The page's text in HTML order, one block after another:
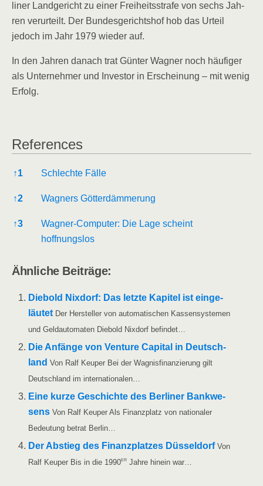
li­ner Land­ge­richt zu einer Frei­heits­stra­fe von sechs Jah­
ren ver­ur­teilt. Der Bun­des­ge­richts­hof hob das Urteil
jedoch im Jahr 1979 wie­der auf.
In den Jah­ren danach trat Gün­ter Wag­ner noch häu­fi­ger
als Unter­neh­mer und Inves­tor in Erschei­nung – mit wenig
Erfolg.
Refe­ren­ces
Refe­ren­ces
↑1 Schlech­te Fälle
↑2 Wag­ners Götterdämmerung
↑3
Wag­ner-Com­pu­ter: Die Lage scheint
hoffnungslos
Ähn­li­che Beiträge:
Die­bold Nix­dorf: Das letz­te Kapi­tel ist ein­ge­
läu­tet Der Her­stel­ler von auto­ma­ti­schen Kas­sen­sys­te­men
und Geld­au­to­ma­ten Die­bold Nix­dorf befindet…
Die Anfän­ge von Ven­ture Capi­tal in Deutsch­
land Von Ralf Keu­per Bei der Wag­nis­fi­nan­zie­rung gilt
Deutsch­land im internationalen…
Eine kur­ze Geschich­te des Ber­li­ner Bank­we­
sens Von Ralf Keu­per Als Finanz­platz von natio­na­ler
Bedeu­tung betrat Berlin…
Der Abstieg des Finanz­plat­zes Düs­sel­dorf Von
Ralf Keu­per Bis in die 1990er Jah­re hin­ein war…